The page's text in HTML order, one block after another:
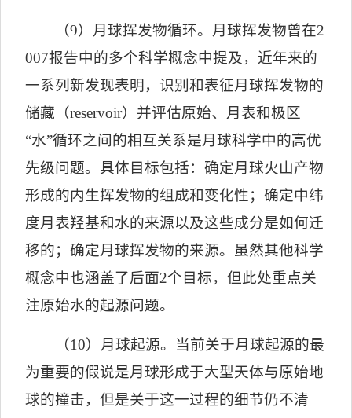
（9）月球挥发物循环。月球挥发物曾在2
007报告中的多个科学概念中提及，近年来的
一系列新发现表明，识别和表征月球挥发物的
储藏（reservoir）并评估原始、月表和极区
“水”循环之间的相互关系是月球科学中的高优
先级问题。具体目标包括：确定月球火山产物
形成的内生挥发物的组成和变化性；确定中纬
度月表羟基和水的来源以及这些成分是如何迁
移的；确定月球挥发物的来源。虽然其他科学
概念中也涵盖了后面2个目标，但此处重点关
注原始水的起源问题。
（10）月球起源。当前关于月球起源的最
为重要的假说是月球形成于大型天体与原始地
球的撞击，但是关于这一过程的细节仍不清